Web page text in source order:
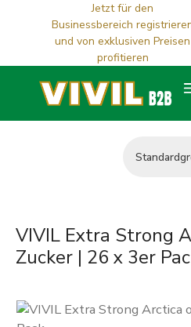
Zum Hauptinhalt springen
Jetzt für den
Businessbereich
und von exklusiven Preisen
profitieren
VIVIL Extra Strong
Zucker | 26 x 3er
Bildergalerie überspringen